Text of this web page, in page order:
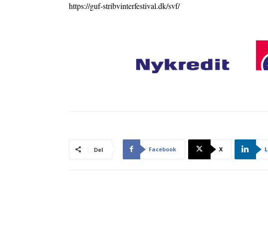
https://guf-stribvinterfestival.dk/svf/
Del Facebook X